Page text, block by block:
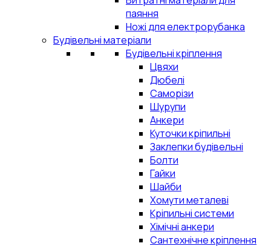
паяння
Ножі для електрорубанка
Будівельні матеріали
Будівельні кріплення
Цвяхи
Дюбелі
Саморізи
Шурупи
Анкери
Куточки кріпильні
Заклепки будівельні
Болти
Гайки
Шайби
Хомути металеві
Кріпильні системи
Хімічні анкери
Сантехнічне кріплення